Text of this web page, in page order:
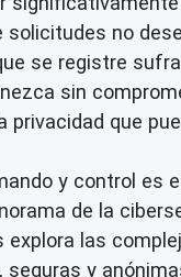
solicitudes no
se registre
sin
que
y control es
de la
las
y